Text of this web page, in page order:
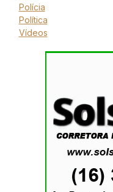
Polícia
Política
Vídeos